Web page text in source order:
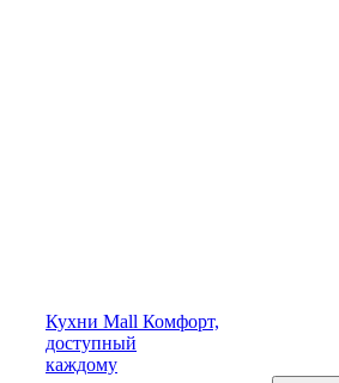
Кухни Mall Комфорт,
доступный
каждому